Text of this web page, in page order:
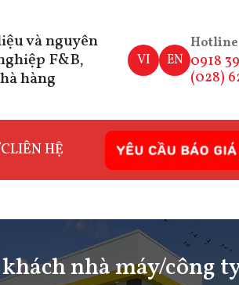
và nguyên
F&B,
hàng
VI EN
Hotline
0918
(028)
LIÊN HỆ
nhà máy/công